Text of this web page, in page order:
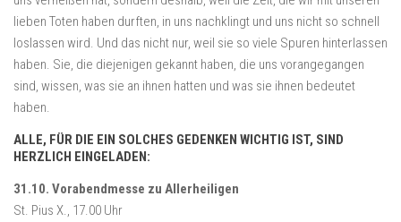
lieben Toten haben durften, in uns nachklingt und uns nicht so schnell
loslassen wird. Und das nicht nur, weil sie so viele Spuren hinterlassen
haben. Sie, die diejenigen gekannt haben, die uns vorangegangen
sind, wissen, was sie an ihnen hatten und was sie ihnen bedeutet
haben.
ALLE, FÜR DIE EIN SOLCHES GEDENKEN WICHTIG IST, SIND
HERZLICH EINGELADEN:
31.10. Vorabendmesse zu Allerheiligen
St. Pius X., 17.00 Uhr